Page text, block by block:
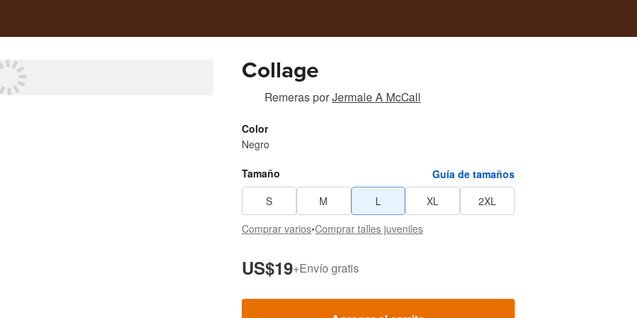
Collage
RemerasporJermale A McCall
Color
Negro
Tamaño
Guía de tamaños
S
M L XL
2XL
Comprar varios•Comprar talles juveniles
US$19+Envío gratis